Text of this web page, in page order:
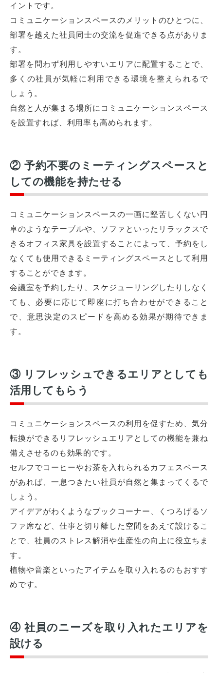
イントです。
コミュニケーションスペースのメリットのひとつに、
部署を越えた社員同士の交流を促進できる点がありま
す。
部署を問わず利用しやすいエリアに配置することで、
多くの社員が気軽に利用できる環境を整えられるで
しょう。
自然と人が集まる場所にコミュニケーションスペース
を設置すれば、利用率も高められます。
② 予約不要のミーティングスペースと
しての機能を持たせる
コミュニケーションスペースの一画に堅苦しくない円
卓のようなテーブルや、ソファといったリラックスで
きるオフィス家具を設置することによって、予約をし
なくても使用できるミーティングスペースとして利用
することができます。
会議室を予約したり、スケジューリングしたりしなく
ても、必要に応じて即座に打ち合わせができること
で、意思決定のスピードを高める効果が期待できま
す。
③ リフレッシュできるエリアとしても
活用してもらう
コミュニケーションスペースの利用を促すため、気分
転換ができるリフレッシュエリアとしての機能を兼ね
備えさせるのも効果的です。
セルフでコーヒーやお茶を入れられるカフェスペース
があれば、一息つきたい社員が自然と集まってくるで
しょう。
アイデアがわくようなブックコーナー、くつろげるソ
ファ席など、仕事と切り離した空間をあえて設けるこ
とで、社員のストレス解消や生産性の向上に役立ちま
す。
植物や音楽といったアイテムを取り入れるのもおすす
めです。
④ 社員のニーズを取り入れたエリアを
設ける